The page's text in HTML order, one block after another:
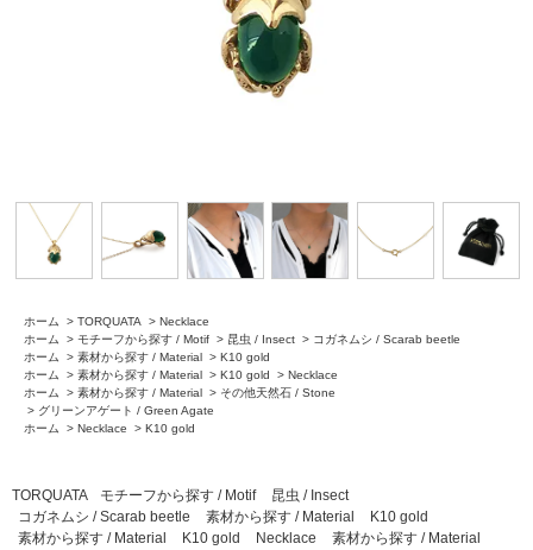
ホーム > TORQUATA > Necklace
ホーム
> モチーフから探す / Motif > 昆虫 / Insect > コガネムシ / Scarab beetle
ホーム
> 素材から探す / Material > K10 gold
ホーム
> 素材から探す / Material > K10 gold > Necklace
ホーム
> 素材から探す / Material > その他天然石 / Stone
> グリーンアゲート / Green Agate
ホーム
> Necklace > K10 gold
TORQUATA モチーフから探す / Motif
昆虫 / Insect
コガネムシ / Scarab beetle
素材から探す / Material
K10 gold
素材から探す / Material
K10 gold Necklace
素材から探す / Material